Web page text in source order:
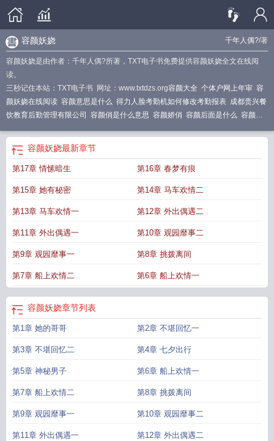
千年人偶?/著
容颜妖娆
容颜妖娆是由作者：千年人偶?所著，TXT电子书免费提供容颜妖娆全文在线阅
读。
三秒记住本站：TXT电子书 网址：www.txtdzs.org容颜大全 个体户网上年审 容
颜妖娆在线阅读 容颜意思是什么 得力人脸考勤机如何修改考勤报表 成都贵兴餐
饮教育后勤管理有限公司 容颜俏是什么意思 容颜娇俏 容颜后面是什么 容颜妖
作品集 容颜是指什么 容颜娇好
美倾尽天下颜色
者容颜姣好容颜艳丽 容颜妖娆最新章节容颜妖诱是什么意思
是什么意思容颜含义是什么 容颜惊艳是指什么意思啊 容颜惊艳
灯全文免费阅读制何首乌食用方法大全容颜气质容颜容柔
娆by千年人偶 容貌妖娆 容颜妖娆by黛珂妃资源
思?容颜动人容颜一新
容颜妖娆最新章节
第17章 情愫暗生 第16章 春梦有痕
第15章 她有秘密 第14章 马车欢情二
第13章 马车欢情一 第12章 外出偶遇二
第11章 外出偶遇一 第10章 观园靡事二
第9章 观园靡事一 第8章 挑拨离间
第7章 船上欢情二 第6章 船上欢情一
容颜妖娆章节列表
第1章 她的哥哥 第2章 不堪回忆一
第3章 不堪回忆二 第4章 七夕出行
第5章 神秘男子 第6章 船上欢情一
第7章 船上欢情二 第8章 挑拨离间
第9章 观园靡事一 第10章 观园靡事二
第11章 外出偶遇一 第12章 外出偶遇二